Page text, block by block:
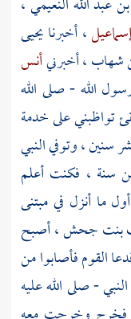
، أخبرنايحيى
شهاب، أخبرنيأنس
الله - صلى الله
تواظبني على خدمة
سنين ، وتوفي النبي
سنة ، فكنت أعلم
ما أنزل في مبتنى
بنت جحش، أصبح
القوم فأصابوا من
- صلى الله عليه